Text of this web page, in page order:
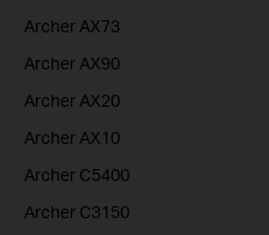
Archer AX73
Archer AX90
Archer AX20
Archer AX10
Archer C5400
Archer C3150